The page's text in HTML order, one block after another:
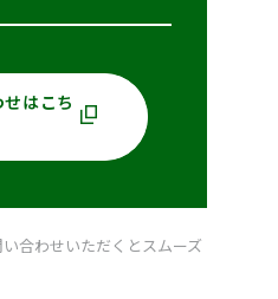
はこち
合わせいただくとスムーズ